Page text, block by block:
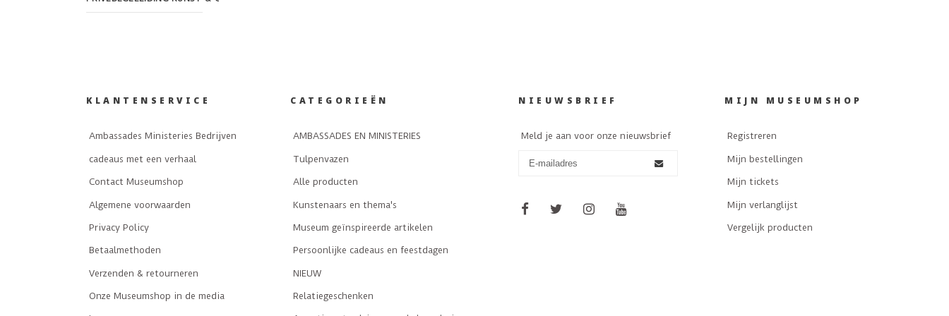
KLANTENSERVICE
Ambassades Ministeries Bedrijven
cadeaus met een verhaal
Contact Museumshop
Algemene voorwaarden
Privacy Policy
Betaalmethoden
Verzenden & retourneren
Onze Museumshop in de media
CATEGORIEËN
AMBASSADES EN MINISTERIES
Tulpenvazen
Alle producten
Kunstenaars en thema's
Museum geïnspireerde artikelen
Persoonlijke cadeaus en feestdagen
NIEUW
Relatiegeschenken
NIEUWSBRIEF
Meld je aan voor onze nieuwsbrief
MIJN MUSEUMSHOP
Registreren
Mijn bestellingen
Mijn tickets
Mijn verlanglijst
Vergelijk producten